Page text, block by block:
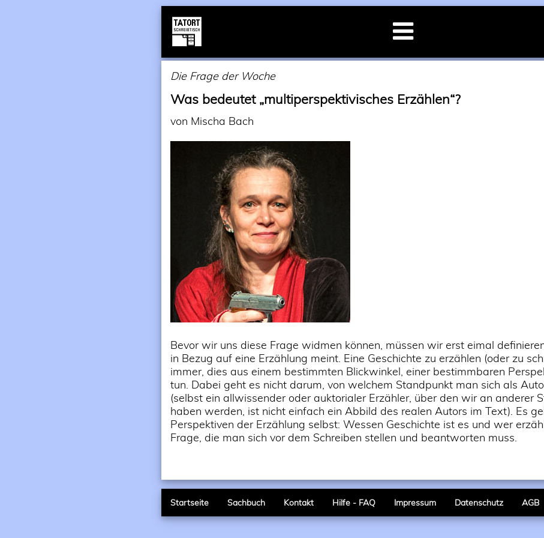
Die Frage der Woche
Was bedeutet „multiperspektivisches Erzählen“?
von Mischa Bach
Bevor wir uns diese Frage widmen können, müssen wir erst eimal
in Bezug auf eine Erzählung meint. Eine Geschichte zu erzählen (oder zu
immer, dies aus einem bestimmten Blickwinkel, einer bestimmbaren
tun. Dabei geht es nicht darum, von welchem Standpunkt man sich als
(selbst ein allwissender oder auktorialer Erzähler, über den wir an anderer
haben werden, ist nicht einfach ein Abbild des realen Autors im Text). Es
Perspektiven der Erzählung selbst: Wessen Geschichte ist es und wer
Frage, die man sich vor dem Schreiben stellen und beantworten muss.
Startseite Sachbuch Kontakt Hilfe - FAQ Impressum Datenschutz AGB